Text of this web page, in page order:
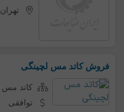
تهران
فروش کاتد مس لچینگی
کاتد مس
توافقی